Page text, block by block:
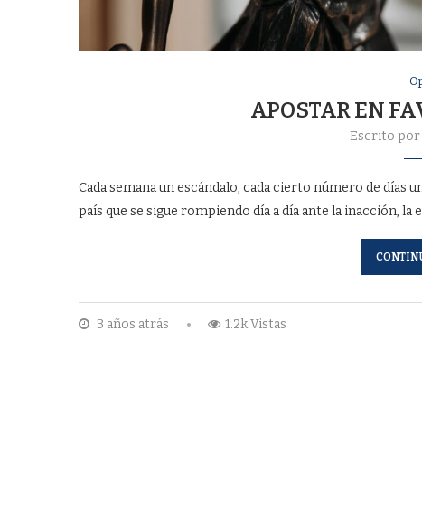
APOSTAR EN
Escrito
Cada semana un escándalo, cada cierto número de
país que se sigue rompiendo día a día ante la inacción, la
3 años atrás 1.2k Vistas